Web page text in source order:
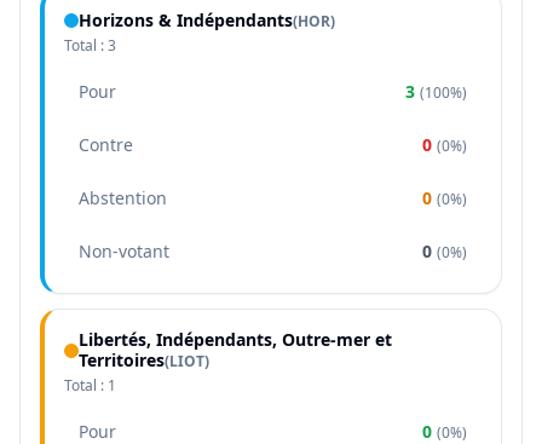
Horizons & Indépendants(HOR)
Total :3
Pour 3 (100%)
Contre 0 (0%)
Abstention 0 (0%)
Non-votant 0 (0%)
Libertés, Indépendants, Outre-mer et
Territoires(LIOT)
Total : 1
Pour 0 (0%)